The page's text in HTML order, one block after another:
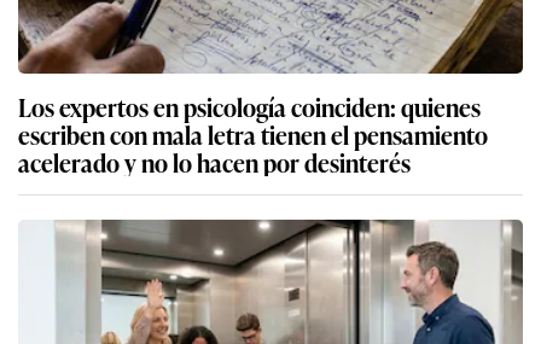
Los expertos en psicología coinciden: quienes
escriben con mala letra tienen el pensamiento
acelerado y no lo hacen por desinterés